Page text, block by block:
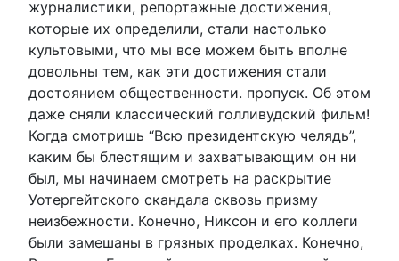
журналистики, репортажные достижения,
которые их определили, стали настолько
культовыми, что мы все можем быть вполне
довольны тем, как эти достижения стали
достоянием общественности. пропуск. Об этом
даже сняли классический голливудский фильм!
Когда смотришь “Всю президентскую челядь”,
каким бы блестящим и захватывающим он ни
был, мы начинаем смотреть на раскрытие
Уотергейтского скандала сквозь призму
неизбежности. Конечно, Никсон и его коллеги
были замешаны в грязных проделках. Конечно,